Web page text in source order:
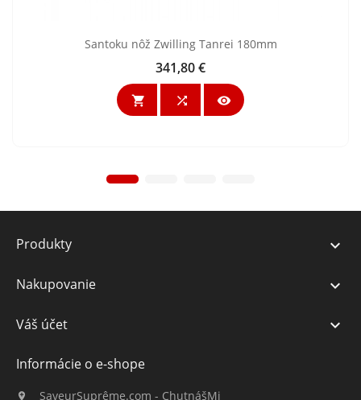
Santoku nôž Zwilling Tanrei 180mm
Cena
341,80 €
  
Produkty 
Nakupovanie 
Váš účet 
Informácie o e-shope
 SaveurSuprême.com - ChutnášMi